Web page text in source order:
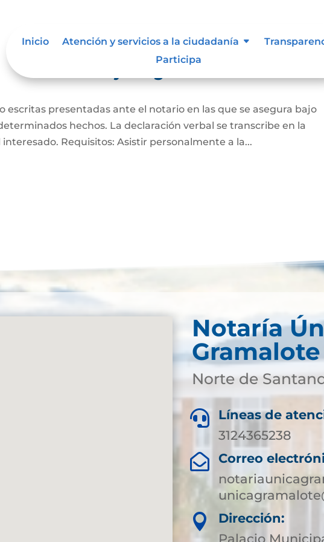
Inicio Atención y servicios a la ciudadanía
Participa
bajo la gravedad de
escritas presentadas ante el notario en las que se asegura bajo
hechos. La declaración verbal se transcribe en la
Requisitos: Asistir personalmente a la...
Notaría
Gramalote
Norte de

Líneas de
3124365238

Correo

Dirección:
Palacio